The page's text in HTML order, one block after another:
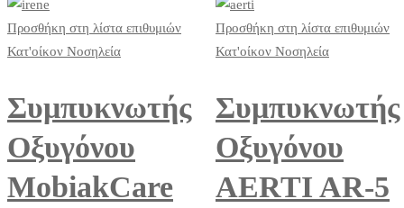
Προσθήκη στη λίστα επιθυμιών
Κατ'οίκον Νοσηλεία
Συμπυκνωτής
Οξυγόνου
MobiakCare
Προσθήκη στη λίστα επιθυμιών
Κατ'οίκον Νοσηλεία
Συμπυκνωτής
Οξυγόνου
AERTI AR-5